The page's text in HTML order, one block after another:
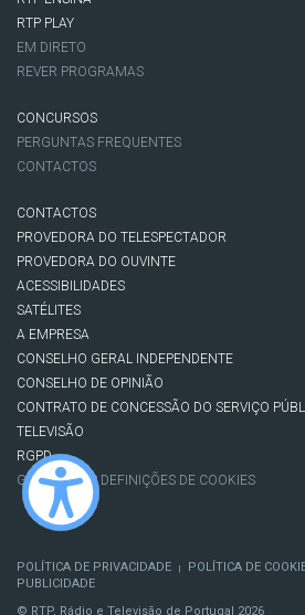
RTP PLAY
EM DIRETO
REVER PROGRAMAS
CONCURSOS
PERGUNTAS FREQUENTES
CONTACTOS
CONTACTOS
PROVEDORA DO TELESPECTADOR
PROVEDORA DO OUVINTE
ACESSIBILIDADES
SATÉLITES
A EMPRESA
CONSELHO GERAL INDEPENDENTE
CONSELHO DE OPINIÃO
CONTRATO DE CONCESSÃO DO SERVIÇO
TELEVISÃO
RGPD
GESTÃO DAS DEFINIÇÕES DE COOKIES
POLÍTICA DE PRIVACIDADE | POLÍTICA DE
PUBLICIDADE
© RTP, Rádio e Televisão de Portugal 2026